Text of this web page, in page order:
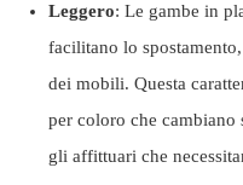
Leggero: Le gambe in
facilitano lo
dei mobili. Questa
per coloro che cambiano
gli affittuari che